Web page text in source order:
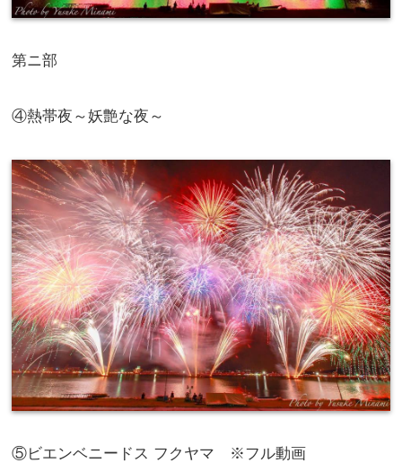
第ニ部
④熱帯夜～妖艶な夜～
⑤ビエンベニードス フクヤマ ※フル動画